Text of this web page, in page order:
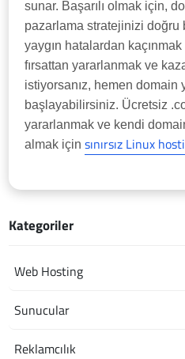
sunar. Başarılı olmak için,
pazarlama stratejinizi doğru
yaygın hatalardan
fırsattan yararlanmak ve
istiyorsanız, hemen domain
başlayabilirsiniz. Ücretsiz
yararlanmak ve kendi
almak içinsınırsız Linux
Kategoriler
Web Hosting
Sunucular
Reklamcılık